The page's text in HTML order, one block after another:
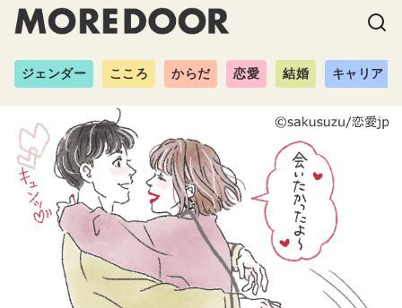
ジェンダー こころ からだ 恋愛 結婚 キャリア